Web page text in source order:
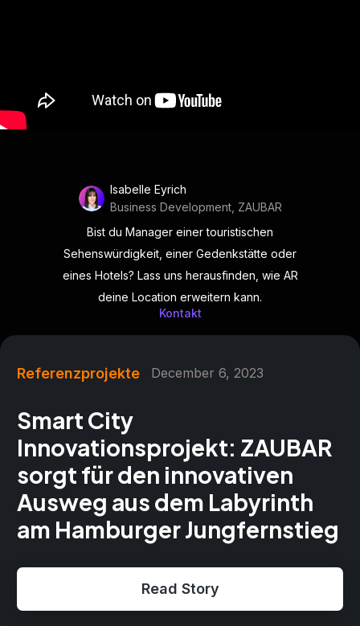
Isabelle Eyrich
Business Development, ZAUBAR
Bist du Manager einer touristischen
Sehenswürdigkeit, einer Gedenkstätte oder
eines Hotels? Lass uns herausfinden, wie AR
deine Location erweitern kann.
Kontakt
Referenzprojekte December 6, 2023
Smart City
Innovationsprojekt: ZAUBAR
sorgt für den innovativen
Ausweg aus dem Labyrinth
am Hamburger Jungfernstieg
Read Story